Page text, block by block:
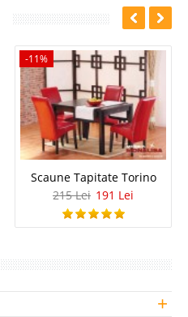
-11%
Scaune Tapitate Torino
215 Lei 191 Lei
+